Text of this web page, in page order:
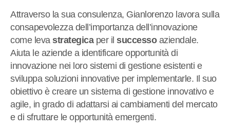
Attraverso la sua consulenza, Gianlorenzo lavora sulla
consapevolezza dell’importanza dell’innovazione
come leva strategicaper il successoaziendale.
Aiuta le aziende a identificare opportunità di
innovazione nei loro sistemi di gestione esistenti e
sviluppa soluzioni innovative per implementarle. Il suo
obiettivo è creare un sistema di gestione innovativo e
agile, in grado di adattarsi ai cambiamenti del mercato
e di sfruttare le opportunità emergenti.